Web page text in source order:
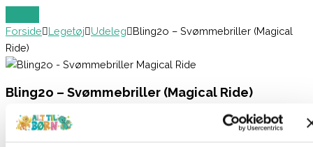
Forside Legetøj Udeleg
Bling2o – Svømmebriller (Magical
Ride)
Bling2o – Svømmebriller (Magical Ride)
259,95kr.